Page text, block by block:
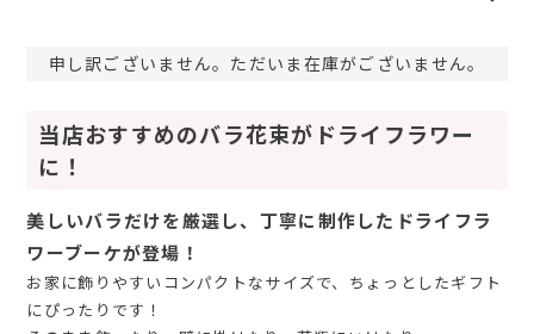
申し訳ございません。ただいま在庫がございません。
当店おすすめのバラ花束がドライフラワー
に！
美しいバラだけを厳選し、丁寧に制作したドライフラ
ワーブーケが登場！
お家に飾りやすいコンパクトなサイズで、ちょっとしたギフト
にぴったりです！